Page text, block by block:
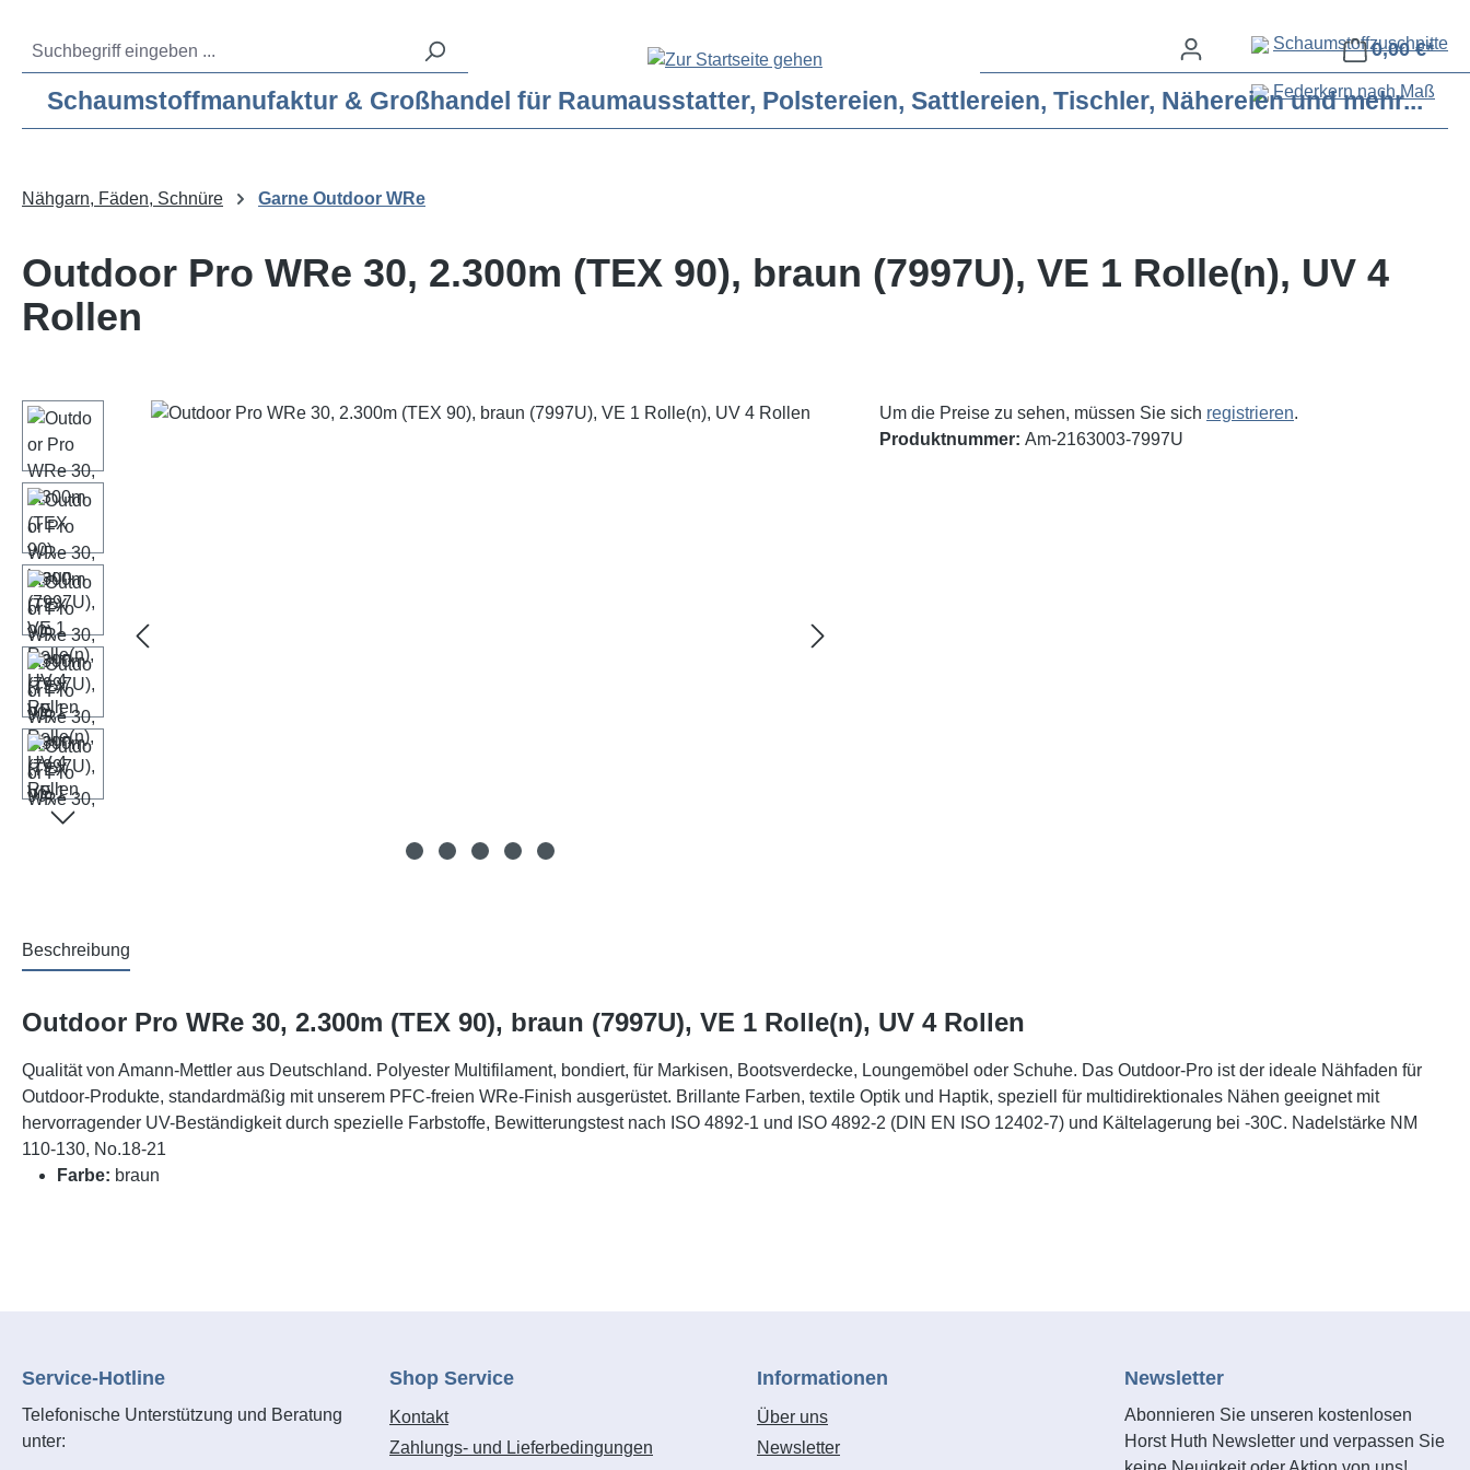
Service-Hotline: 04193 – 80 515 10 Schaumstoffzuschnitte
Federkern nach Maß
0,00 €*
Schaumstoffmanufaktur & Großhandel für Raumausstatter, Polstereien, Sattlereien, Tischler, Nähereien und mehr...
Nähgarn, Fäden, Schnüre Garne Outdoor WRe
Outdoor Pro WRe 30, 2.300m (TEX 90), braun (7997U), VE 1 Rolle(n), UV 4
Rollen
Bildergalerie überspringen Um die Preise zu sehen, müssen Sie sich registrieren.
Produktnummer: Am-2163003-7997U
Beschreibung
Outdoor Pro WRe 30, 2.300m (TEX 90), braun (7997U), VE 1 Rolle(n), UV 4 Rollen
Qualität von Amann-Mettler aus Deutschland. Polyester Multifilament, bondiert, für Markisen, Bootsverdecke, Loungemöbel oder Schuhe. Das Outdoor-Pro ist der ideale Nähfaden für
Outdoor-Produkte, standardmäßig mit unserem PFC-freien WRe-Finish ausgerüstet. Brillante Farben, textile Optik und Haptik, speziell für multidirektionales Nähen geeignet mit
hervorragender UV-Beständigkeit durch spezielle Farbstoffe, Bewitterungstest nach ISO 4892-1 und ISO 4892-2 (DIN EN ISO 12402-7) und Kältelagerung bei -30C. Nadelstärke NM
110-130, No.18-21
Farbe: braun
Service-Hotline
Telefonische Unterstützung und Beratung
unter:
Shop Service
Kontakt
Zahlungs- und Lieferbedingungen
Informationen
Über uns
Newsletter
Newsletter
Abonnieren Sie unseren kostenlosen
Horst Huth Newsletter und verpassen Sie